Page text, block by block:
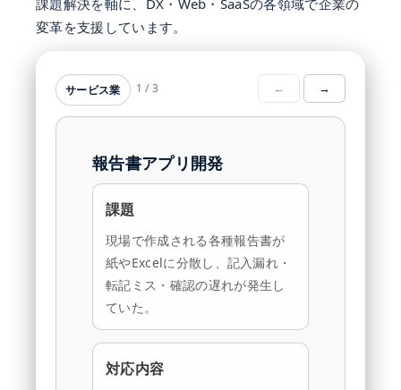
課題解決を軸に、DX・Web・SaaSの各領域で企業の
変革を支援しています。
サービス業 1 / 3 ← →
報告書アプリ開発
課題
現場で作成される各種報告書が
紙やExcelに分散し、記入漏れ・
転記ミス・確認の遅れが発生し
ていた。
対応内容